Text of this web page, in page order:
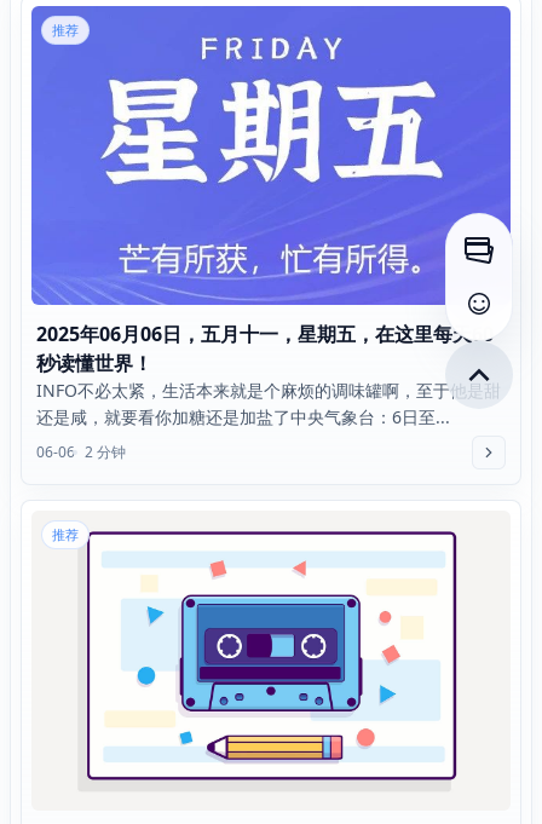
推荐
2025年06月06日，五月十一，星期五，在这里每天60
秒读懂世界！
INFO不必太紧，生活本来就是个麻烦的调味罐啊，至于他是甜
还是咸，就要看你加糖还是加盐了中央气象台：6日至...
06-06 2 分钟
推荐
打开侧
查看评